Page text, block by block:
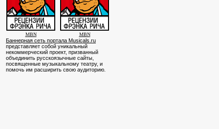
MBN MBN
Баннерная сеть портала Musicals.ru
представляет собой уникальный
некоммерческий проект, призванный
объединить русскоязычные сайты,
посвященные музыкальному театру, и
помочь им расширить свою аудиторию.